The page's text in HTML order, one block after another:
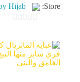
Store:
Hijab
o
u